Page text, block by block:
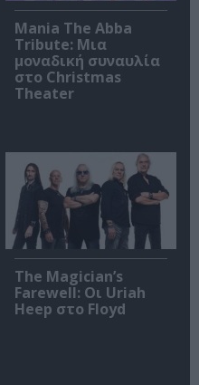
Mania The Abba
Tribute: Μια
μοναδική συναυλία
στο Christmas
Theater
The Magician’s
Farewell: Οι Uriah
Heep στο Floyd